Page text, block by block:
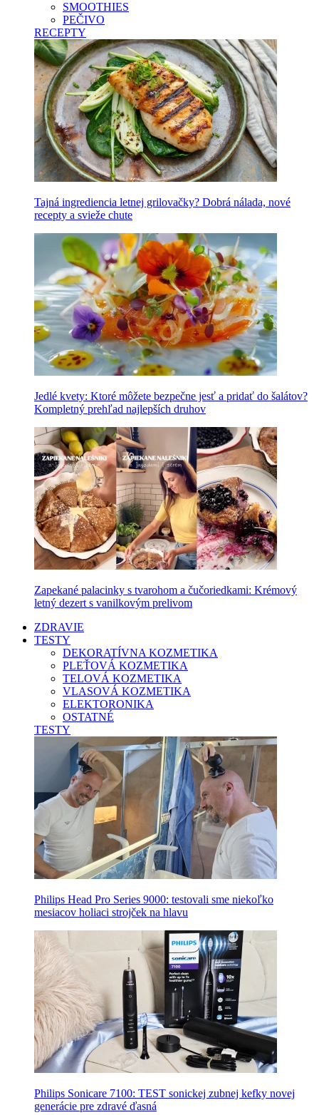
SMOOTHIES
PEČIVO
RECEPTY
Tajná ingrediencia letnej grilovačky? Dobrá nálada, nové
recepty a svieže chute
Jedlé kvety: Ktoré môžete bezpečne jesť a pridať do šalátov?
Kompletný prehľad najlepších druhov
Zapekané palacinky s tvarohom a čučoriedkami: Krémový
letný dezert s vanilkovým prelivom
ZDRAVIE
TESTY
DEKORATÍVNA KOZMETIKA
PLEŤOVÁ KOZMETIKA
TELOVÁ KOZMETIKA
VLASOVÁ KOZMETIKA
ELEKTORONIKA
OSTATNÉ
TESTY
Philips Head Pro Series 9000: testovali sme niekoľko
mesiacov holiaci strojček na hlavu
Philips Sonicare 7100: TEST sonickej zubnej kefky novej
generácie pre zdravé ďasná